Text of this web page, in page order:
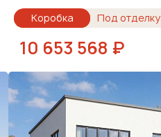
Коробка Под отделку
10 653 568 ₽